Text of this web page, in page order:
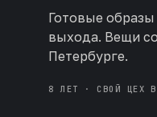
Готовые образы
выхода. Вещи
Петербурге.
8 ЛЕТ · СВОЙ ЦЕХ В